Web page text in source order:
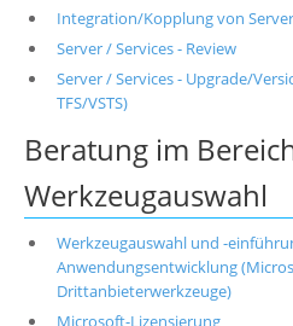
Integration/Kopplung von
Server / Services - Review
Server / Services - Upgrade/
TFS/VSTS)
Beratung im
Werkzeugauswahl
Werkzeugauswahl und -
Anwendungsentwicklung
Drittanbieterwerkzeuge)
Microsoft-Lizensierung